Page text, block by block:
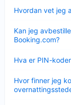
Hvordan vet jeg
mindre
Kan jeg
Booking.com?
mindre
Hva er PIN-
mindre
Hvor finner jeg
mindre